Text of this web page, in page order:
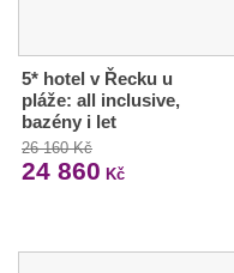
5* hotel v Řecku u
pláže: all inclusive,
bazény i let
26 160 Kč
24 860 Kč